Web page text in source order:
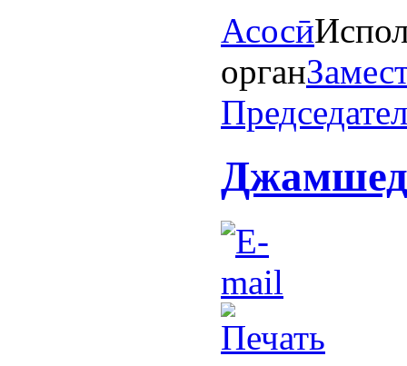
Асосӣ
орган
Джамшед